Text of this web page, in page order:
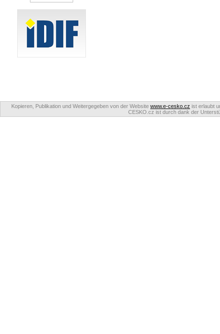
Kopieren, Publikation und Weitergegeben von der Website www.e-cesko.cz ist erlaubt
CESKO.cz ist durch dank der